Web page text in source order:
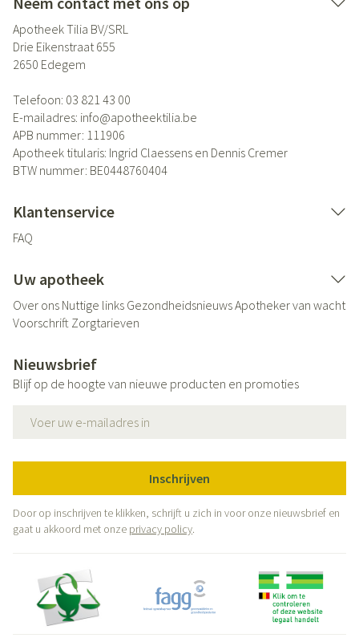
Apotheek Tilia BV/SRL
Drie Eikenstraat 655
2650 Edegem
Telefoon: 03 821 43 00
E-mailadres: info@apotheektilia.be
APB nummer: 111906
Apotheek titularis: Ingrid Claessens en Dennis Cremer
BTW nummer: BE0448760404
Klantenservice
FAQ
Uw apotheek
Over ons Nuttige links GezondheidsnieuwsApotheker van wacht
Voorschrift Zorgtarieven
Nieuwsbrief
Blijf op de hoogte van nieuwe producten en promoties
Inschrijven
Door op inschrijven te klikken, schrijft u zich in voor onze nieuwsbrief en
gaat u akkoord met onze privacy policy.